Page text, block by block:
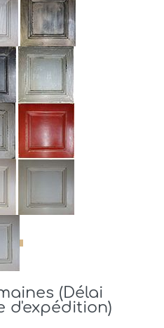
(Délai
d'expédition)